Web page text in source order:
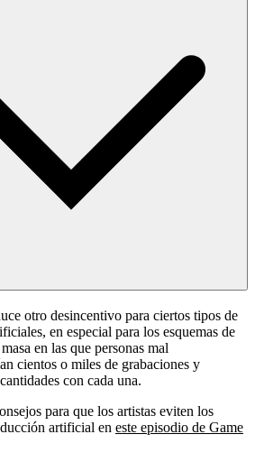
otro desincentivo para ciertos tipos de
en especial para los esquemas de
en las que personas mal
cientos o miles de grabaciones y
con cada una.
para que los artistas eviten los
artificial en este episodio de Game